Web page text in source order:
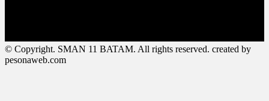
© Copyright. SMAN 11 BATAM. All rights reserved. created by
pesonaweb.com